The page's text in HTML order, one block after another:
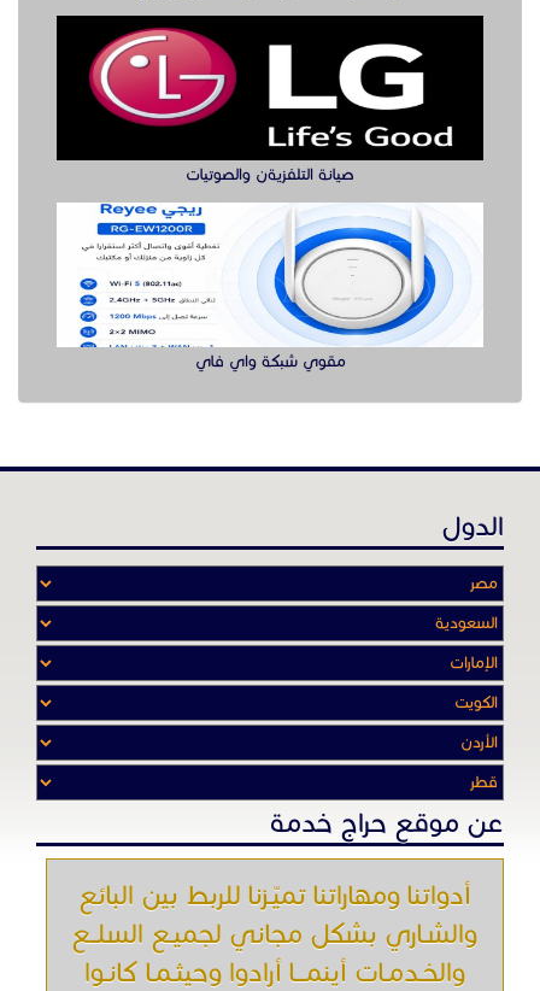
صيانة التلفزيةن والصوتيات
مقوي شبكة واي فاي
الدول
عن موقع حراج خدمة
أدواتنا ومهاراتنا تميّـزنا للربط بين البائع
والشـاري بشكل مجاني لجميـع السلــع
والخـدمـات أينمـــا أرادوا وحيثـمـا كانـوا